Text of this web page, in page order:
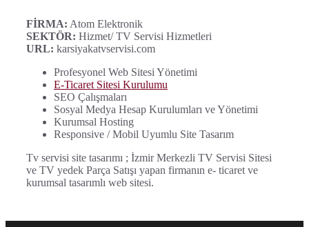
FİRMA: Atom Elektronik
SEKTÖR: Hizmet/ TV Servisi Hizmetleri
URL: karsiyakatvservisi.com
Profesyonel Web Sitesi Yönetimi
E-Ticaret Sitesi Kurulumu
SEO Çalışmaları
Sosyal Medya Hesap Kurulumları ve Yönetimi
Kurumsal Hosting
Responsive / Mobil Uyumlu Site Tasarım
Tv servisi site tasarımı ; İzmir Merkezli TV Servisi Sitesi
ve TV yedek Parça Satışı yapan firmanın e- ticaret ve
kurumsal tasarımlı web sitesi.